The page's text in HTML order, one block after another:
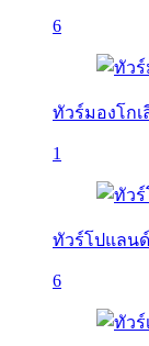
6
ทัวร์มองโกเ
1
ทัวร์โปแลนด์
6